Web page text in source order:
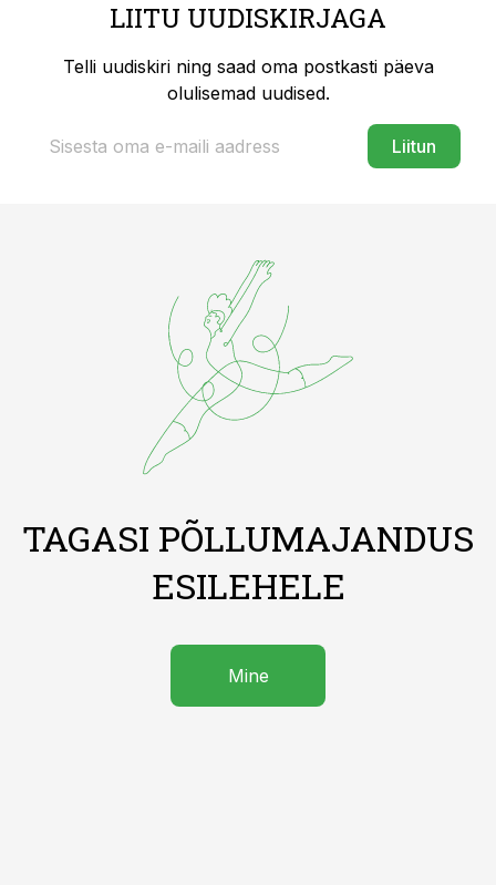
LIITU UUDISKIRJAGA
Telli uudiskiri ning saad oma postkasti päeva
olulisemad uudised.
Liitun
TAGASI PÕLLUMAJANDUS
ESILEHELE
Mine